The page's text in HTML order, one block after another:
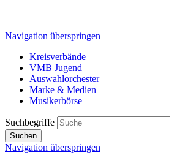
Navigation überspringen
Kreisverbände
VMB Jugend
Auswahlorchester
Marke & Medien
Musikerbörse
Suchbegriffe
Suchen
Navigation überspringen